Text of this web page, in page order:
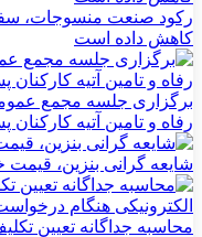
رکود صنعت منسوجات،
کاهش داده است
رفاه و تامین آتیه کارکنان
شایعه گرانی بنزین، قیمت